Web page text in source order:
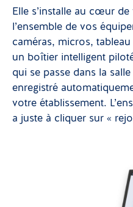
Elle s’installe au cœur
l’ensemble de vos
caméras, micros,
un boîtier intelligent
qui se passe dans la
enregistré
votre établissement.
a juste à cliquer sur «